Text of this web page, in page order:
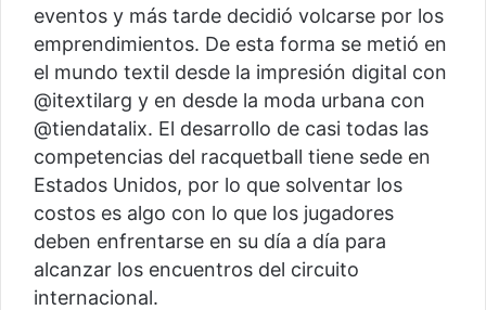
eventos y más tarde decidió volcarse por los
emprendimientos. De esta forma se metió en
el mundo textil desde la impresión digital con
@itextilarg y en desde la moda urbana con
@tiendatalix. El desarrollo de casi todas las
competencias del racquetball tiene sede en
Estados Unidos, por lo que solventar los
costos es algo con lo que los jugadores
deben enfrentarse en su día a día para
alcanzar los encuentros del circuito
internacional.